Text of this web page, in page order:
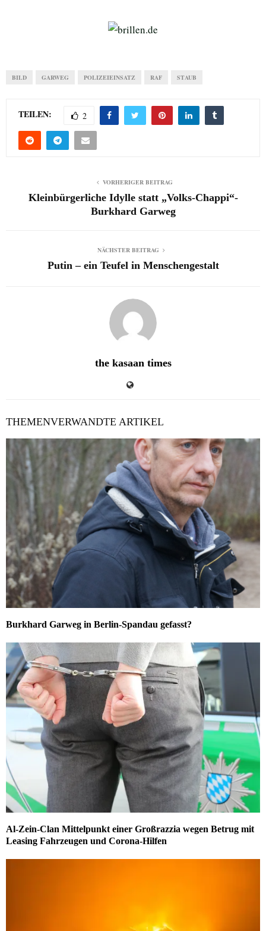
BILD GARWEG POLIZEIEINSATZ RAF STAUB
TEILEN: 2
VORHERIGER BEITRAG
Kleinbürgerliche Idylle statt „Volks-Chappi“-
Burkhard Garweg
NÄCHSTER BEITRAG
Putin – ein Teufel in Menschengestalt
the kasaan times
THEMENVERWANDTE ARTIKEL
Burkhard Garweg in Berlin-Spandau gefasst?
Al-Zein-Clan Mittelpunkt einer Großrazzia wegen Betrug mit
Leasing Fahrzeugen und Corona-Hilfen